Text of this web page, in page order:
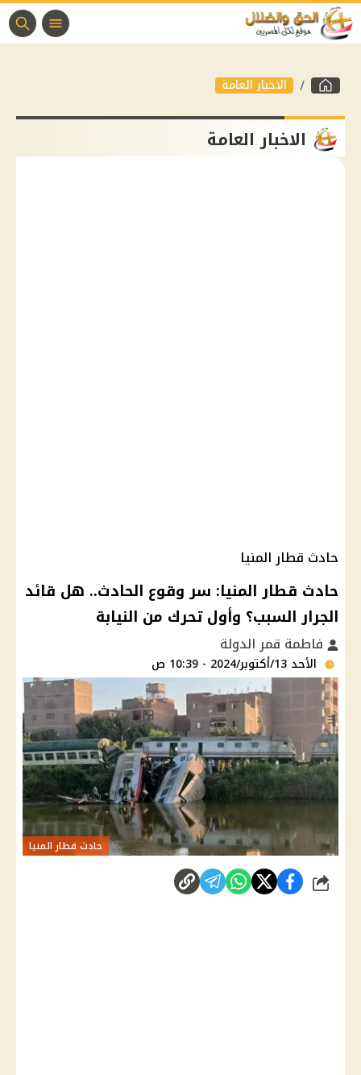
الاخبار العامة
الاخبار العامة
حادث قطار المنيا
حادث قطار المنيا: سر وقوع الحادث.. هل قائد
الجرار السبب؟ وأول تحرك من النيابة
فاطمة قمر الدولة
الأحد 13/أكتوبر/2024 - 10:39 ص
حادث قطار المنيا
شارك